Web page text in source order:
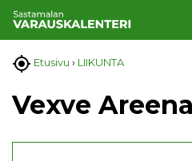
 Etusivu › LIIKUNTA
Vexve